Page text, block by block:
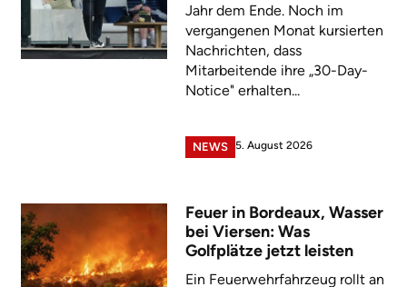
Jahr dem Ende. Noch im
vergangenen Monat kursierten
Nachrichten, dass
Mitarbeitende ihre „30-Day-
Notice" erhalten...
NEWS 5. August 2026
Feuer in Bordeaux, Wasser
bei Viersen: Was
Golfplätze jetzt leisten
Ein Feuerwehrfahrzeug rollt an